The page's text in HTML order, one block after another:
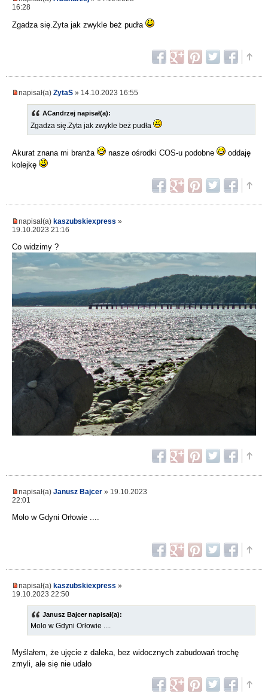
16:28
Zgadza się.Zyta jak zwykle beż pudła
napisał(a) ZytaS » 14.10.2023 16:55
ACandrzej napisał(a):
Zgadza się.Zyta jak zwykle beż pudła
Akurat znana mi branża nasze ośrodki COS-u podobne
oddaję
kolejkę
napisał(a) kaszubskiexpress »
19.10.2023 21:16
Co widzimy ?
napisał(a) Janusz Bajcer » 19.10.2023
22:01
Molo w Gdyni Orłowie ....
napisał(a) kaszubskiexpress »
19.10.2023 22:50
Janusz Bajcer napisał(a):
Molo w Gdyni Orłowie ....
Myślałem, że ujęcie z daleka, bez widocznych zabudowań trochę
zmyli, ale się nie udało